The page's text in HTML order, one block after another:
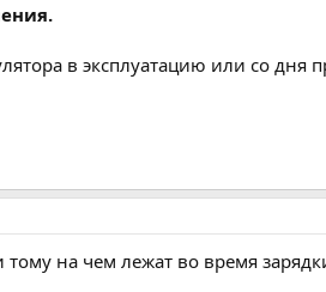
в эксплуатацию или со дня
на чем лежат во время